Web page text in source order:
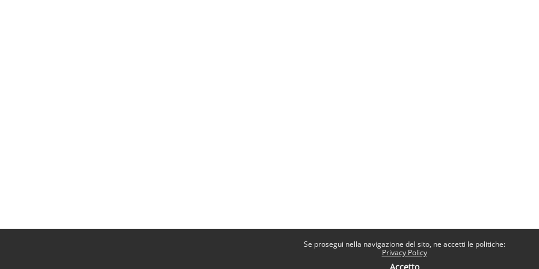
Se prosegui nella navigazione del sito, ne accetti le politiche:
Privacy Policy